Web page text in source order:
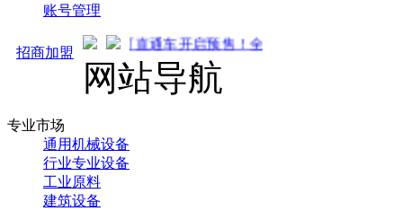
账号管理
招商加盟
马可直通车开启预售！全新推广 强势来袭！火热招商
网站导航
专业市场
通用机械设备
行业专业设备
工业原料
建筑设备